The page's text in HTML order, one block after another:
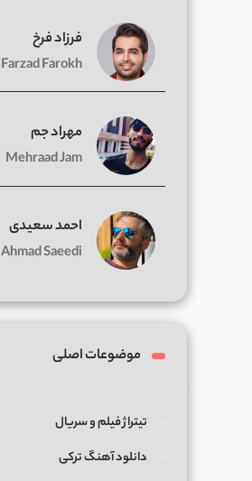
فرزاد فرخ
Farzad Farokh
مهراد جم
Mehraad Jam
احمد سعیدی
Ahmad Saeedi
موضوعات اصلی
تیتراژ فیلم و سریال
دانلود آهنگ ترکی